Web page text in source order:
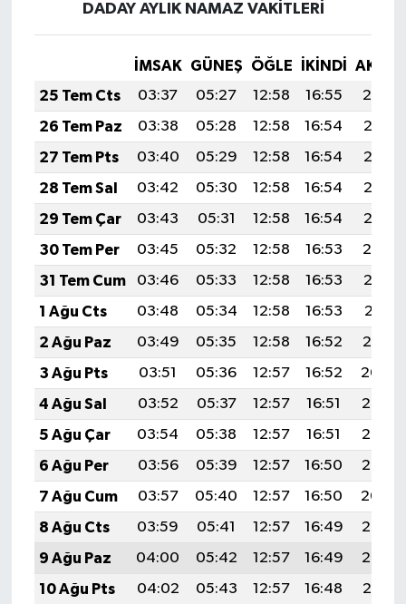
DADAY AYLIK NAMAZ VAKITLERI
İMSAK GÜNEŞ ÖĞLE İKINDI
25 Tem Cts
03:37 05:27 12:58 16:55
20:19
26 Tem Paz
03:38 05:28 12:58 16:54
20:18
27 Tem Pts
03:40 05:29 12:58 16:54
20:17
28 Tem Sal
03:42 05:30 12:58 16:54
20:16
29 Tem Çar
03:43 05:31 12:58 16:54
20:15
30 Tem Per
03:45 05:32 12:58 16:53
20:14
31 Tem Cum
03:46 05:33 12:58 16:53
20:13
1 Ağu Cts
03:48 05:34 12:58 16:53
20:11
2 Ağu Paz
03:49 05:35 12:58 16:52
20:10
3 Ağu Pts
03:51 05:36 12:57 16:52
20:09
4 Ağu Sal
03:52 05:37 12:57 16:51
20:08
5 Ağu Çar
03:54 05:38 12:57 16:51
20:07
6 Ağu Per
03:56 05:39 12:57 16:50
20:06
7 Ağu Cum
03:57 05:40 12:57 16:50
20:04
8 Ağu Cts
03:59 05:41 12:57 16:49
20:03
9 Ağu Paz
04:00 05:42 12:57 16:49
20:02
10 Ağu Pts
04:02 05:43 12:57 16:48
20:01